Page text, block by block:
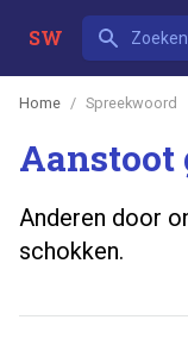
SW
Home Spreekwoord
Aanstoot
Anderen door
schokken.